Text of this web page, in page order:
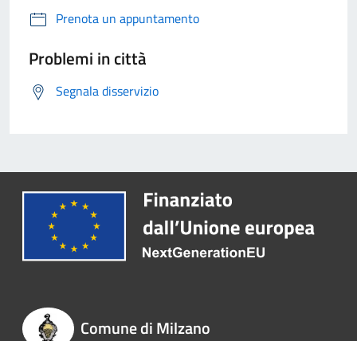
Prenota un appuntamento
Problemi in città
Segnala disservizio
Comune di Milzano